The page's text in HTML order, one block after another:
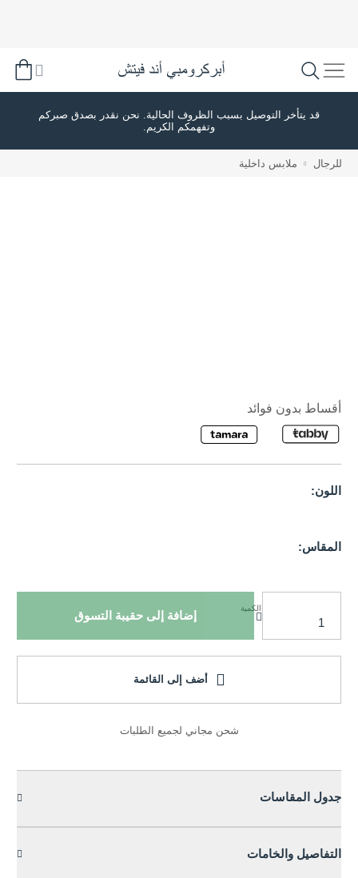
قد يتأخر التوصيل بسبب الظروف الحالية. نحن نقدر بصدق صبركم
وتفهمكم الكريم.
للرجال ملابس داخلية
أقساط بدون فوائد
اللون:
المقاس:
الكمية
إضافة إلى حقيبة التسوق
أضف إلى القائمة
شحن مجاني لجميع الطلبات
جدول المقاسات
التفاصيل والخامات